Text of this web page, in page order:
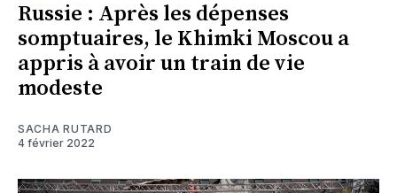
Russie : Après les dépenses
somptuaires, le Khimki Moscou a
appris à avoir un train de vie
modeste
SACHA RUTARD
4 février 2022